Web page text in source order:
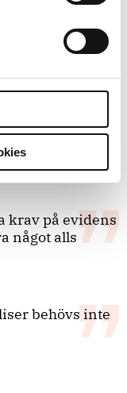
som
krav på evidens
något alls
behövs inte